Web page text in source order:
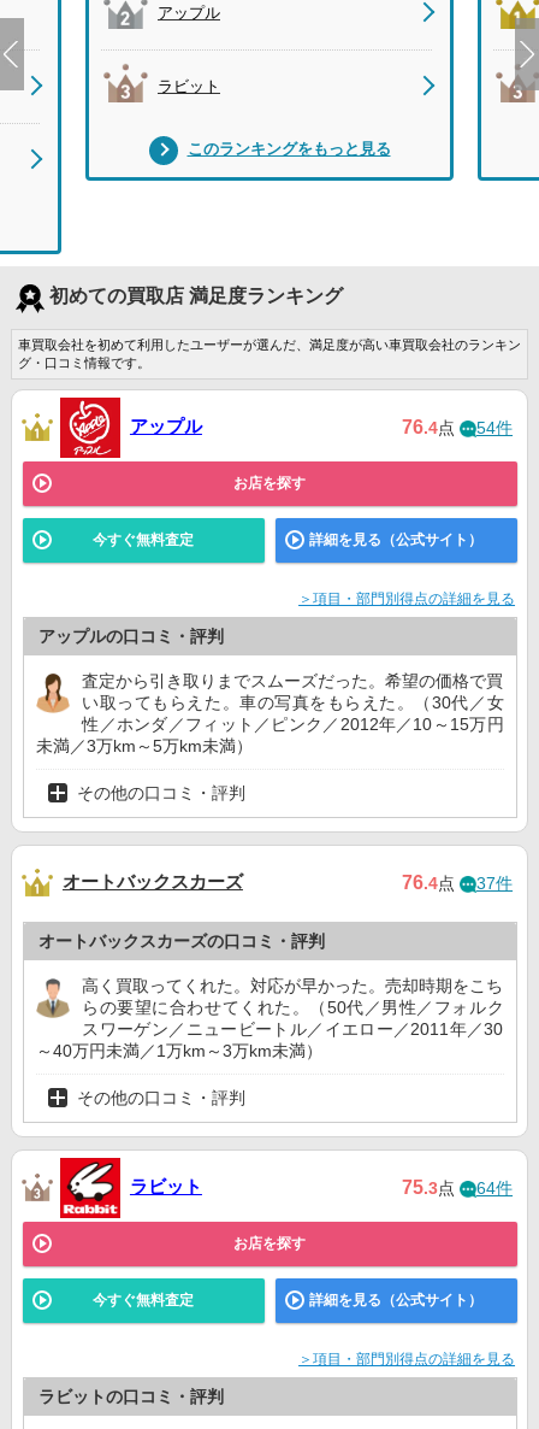
アップル
ラビット
このランキングをもっと見る
初めての買取店 満足度ランキング
車買取会社を初めて利用したユーザーが選んだ、満足度が高い車買取会社のランキン
グ・口コミ情報です。
アップル 76.4点 54件
お店を探す
今すぐ無料査定 詳細を見る（公式サイト）
＞項目・部門別得点の詳細を見る
アップルの口コミ・評判
査定から引き取りまでスムーズだった。希望の価格で買
い取ってもらえた。車の写真をもらえた。（30代／女
性／ホンダ／フィット／ピンク／2012年／10～15万円
未満／3万km～5万km未満）
その他の口コミ・評判
オートバックスカーズ 76.4点 37件
オートバックスカーズの口コミ・評判
高く買取ってくれた。対応が早かった。売却時期をこち
らの要望に合わせてくれた。（50代／男性／フォルク
スワーゲン／ニュービートル／イエロー／2011年／30
～40万円未満／1万km～3万km未満）
その他の口コミ・評判
ラビット 75.3点 64件
お店を探す
今すぐ無料査定 詳細を見る（公式サイト）
＞項目・部門別得点の詳細を見る
ラビットの口コミ・評判